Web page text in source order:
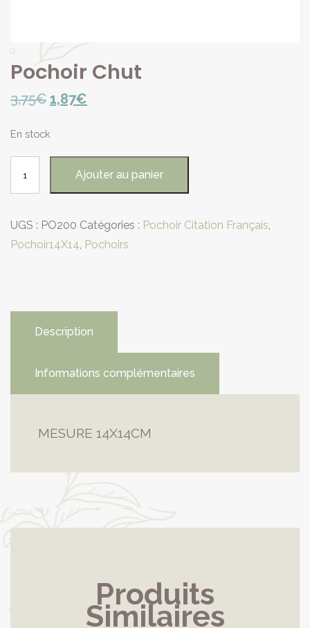
Pochoir Chut
3,75€ Le
était :
3,75€.
1,87€
est :
1,87€.
En stock
Chut
Ajouter au panier
UGS : PO200 Catégories : Pochoir Citation Français,
Pochoir14X14, Pochoirs
Description
Informations complémentaires
MESURE 14X14CM
Produits
Similaires